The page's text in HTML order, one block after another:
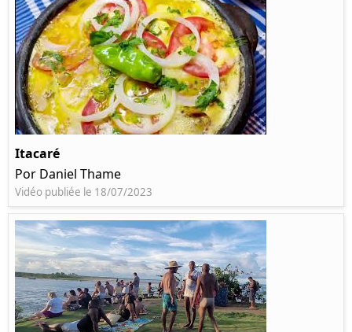
Itacaré
Por Daniel Thame
Vidéo publiée le 18/07/2023